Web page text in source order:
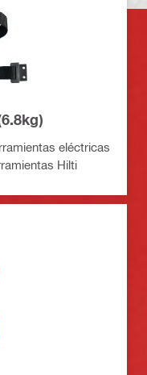
eléctricas
Hilti